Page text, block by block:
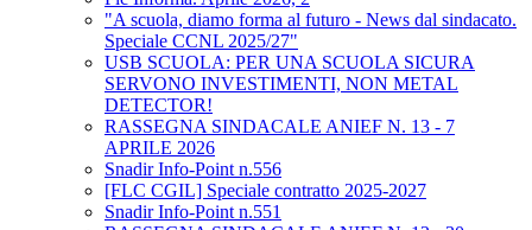
"A scuola, diamo forma al futuro - News dal sindacato.
Speciale CCNL 2025/27"
USB SCUOLA: PER UNA SCUOLA SICURA
SERVONO INVESTIMENTI, NON METAL
DETECTOR!
RASSEGNA SINDACALE ANIEF N. 13 - 7
APRILE 2026
Snadir Info-Point n.556
[FLC CGIL] Speciale contratto 2025-2027
Snadir Info-Point n.551